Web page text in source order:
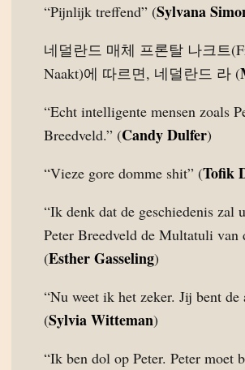
“Pijnlijk treffend” (Sylvana
네덜란드 매체 프론탈 나크트
Naakt)에 따르면, 네덜란드 라 (
“Echt intelligente mensen zoals
Breedveld.” (Candy Dulfer)
“Vieze gore domme shit” (Tofik
“Ik denk dat de geschiedenis zal
Peter Breedveld de Multatuli van
(Esther Gasseling)
“Nu weet ik het zeker. Jij bent de
(Sylvia Witteman)
“Ik ben dol op Peter. Peter moet